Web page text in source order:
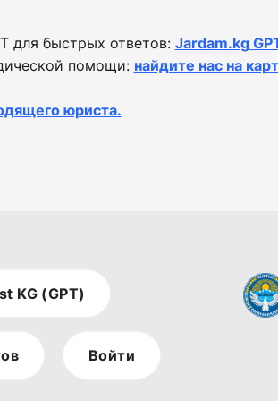
для быстрых ответов: Jardam.kg
помощи: найдите нас на
юриста.
KG (GPT)
Войти